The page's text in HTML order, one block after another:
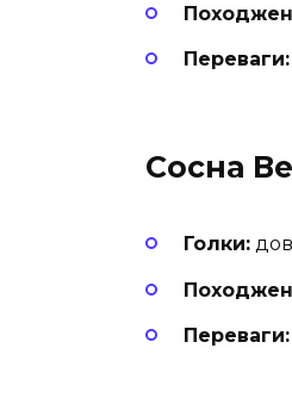
Переваги:
Сосна
Голки:
Переваги: